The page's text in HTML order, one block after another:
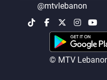
@mtvlebanon
© MTV